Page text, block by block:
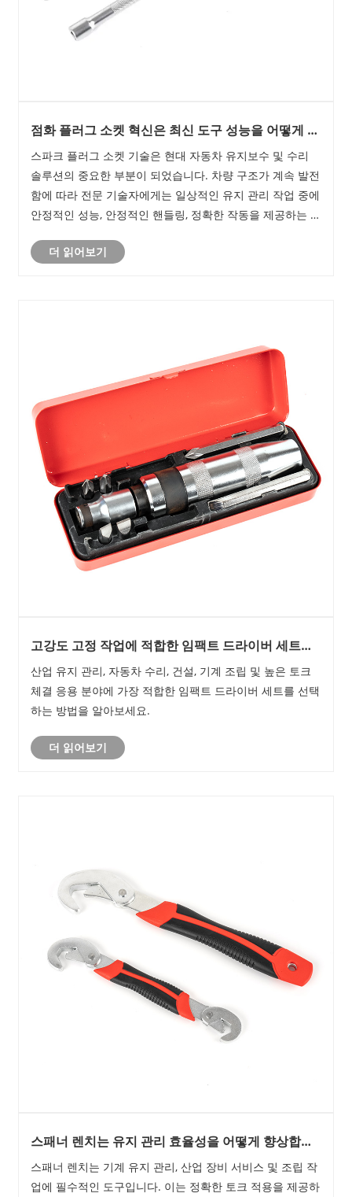
점화 플러그 소켓 혁신은 최신 도구 성능을 어떻게 향
스파크 플러그 소켓 기술은 현대 자동차 유지보수 및 수리
솔루션의 중요한 부분이 되었습니다. 차량 구조가 계속 발전
함에 따라 전문 기술자에게는 일상적인 유지 관리 작업 중에
안정적인 성능, 안정적인 핸들링, 정확한 작동을 제공하는 도
더 읽어보기
고강도 고정 작업에 적합한 임팩트 드라이버 세트를
산업 유지 관리, 자동차 수리, 건설, 기계 조립 및 높은 토크
체결 응용 분야에 가장 적합한 임팩트 드라이버 세트를 선택
하는 방법을 알아보세요.
더 읽어보기
스패너 렌치는 유지 관리 효율성을 어떻게 향상합니
스패너 렌치는 기계 유지 관리, 산업 장비 서비스 및 조립 작
업에 필수적인 도구입니다. 이는 정확한 토크 적용을 제공하